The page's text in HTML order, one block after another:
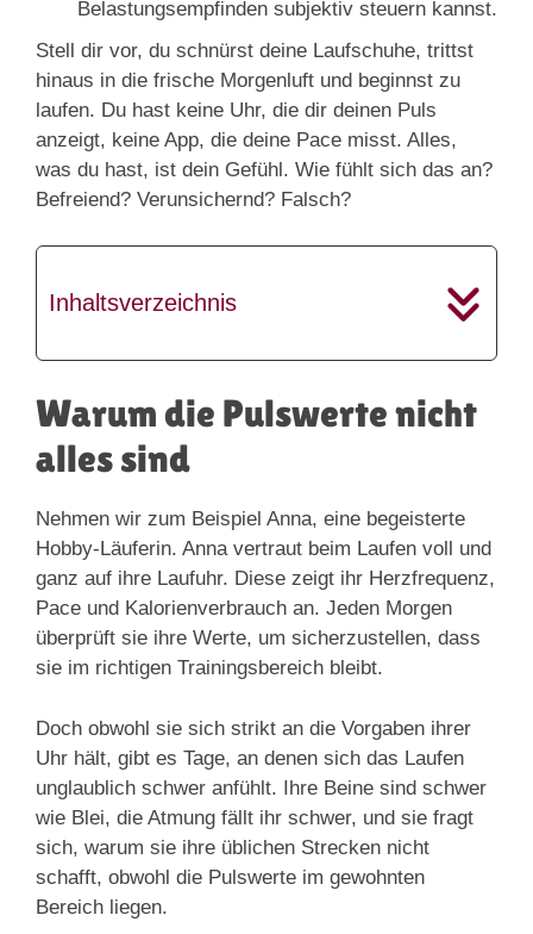
Stell dir vor, du schnürst deine Laufschuhe, trittst
hinaus in die frische Morgenluft und beginnst zu
laufen. Du hast keine Uhr, die dir deinen Puls
anzeigt, keine App, die deine Pace misst. Alles,
was du hast, ist dein Gefühl. Wie fühlt sich das an?
Befreiend? Verunsichernd? Falsch?
Inhaltsverzeichnis
Warum die Pulswerte nicht
alles sind
Nehmen wir zum Beispiel Anna, eine begeisterte
Hobby-Läuferin. Anna vertraut beim Laufen voll und
ganz auf ihre Laufuhr. Diese zeigt ihr Herzfrequenz,
Pace und Kalorienverbrauch an. Jeden Morgen
überprüft sie ihre Werte, um sicherzustellen, dass
sie im richtigen Trainingsbereich bleibt.
Doch obwohl sie sich strikt an die Vorgaben ihrer
Uhr hält, gibt es Tage, an denen sich das Laufen
unglaublich schwer anfühlt. Ihre Beine sind schwer
wie Blei, die Atmung fällt ihr schwer, und sie fragt
sich, warum sie ihre üblichen Strecken nicht
schafft, obwohl die Pulswerte im gewohnten
Bereich liegen.